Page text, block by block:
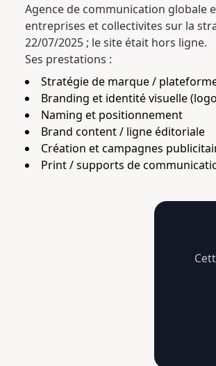
Agence de communication globale
entreprises et collectivites sur la
22/07/2025 ; le site était hors ligne.
Ses prestations :
Stratégie de marque /
Branding et identité visuelle
Naming et positionnement
Brand content / ligne éditoriale
Création et campagnes
Print / supports de